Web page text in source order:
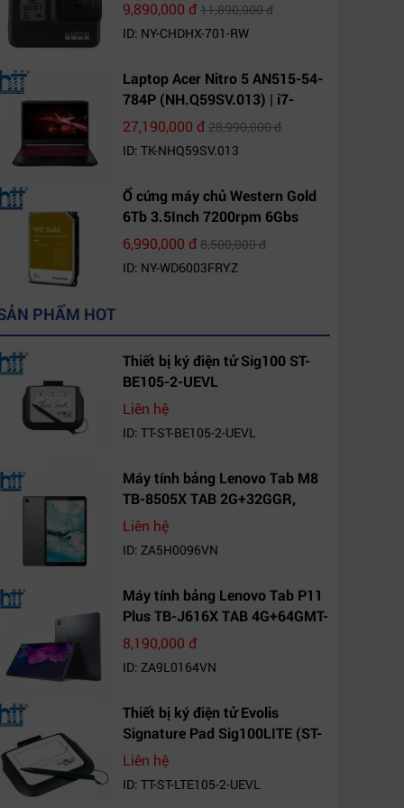
9,890,000 đ11,890,000 đ
ID: NY-CHDHX-701-RW
Laptop Acer Nitro 5 AN515-54-
784P (NH.Q59SV.013) | i7-
9750H | 8GB DDR4 | 1TB HDD |
FHD IPS | Win10
27,190,000 đ28,990,000 đ
ID: TK-NHQ59SV.013
Ổ cứng máy chủ Western Gold
6Tb 3.5Inch 7200rpm 6Gbs
256Mb SATA (WD6003FRYZ)
6,990,000 đ8,500,000 đ
ID: NY-WD6003FRYZ
PHẨM HOT
Thiết bị ký điện tử Sig100 ST-
BE105-2-UEVL
Liên hệ
ID: TT-ST-BE105-2-UEVL
Máy tính bảng Lenovo Tab M8
TB-8505X TAB 2G+32GGR,
VN_ZA5H0096VN
Liên hệ
ID: ZA5H0096VN
Máy tính bảng Lenovo Tab P11
Plus TB-J616X TAB 4G+64GMT-
VN Xanh Mòng
8,190,000 đ
ID: ZA9L0164VN
Thiết bị ký điện tử Evolis
Signature Pad Sig100LITE (ST-
LTE105-2-UEVL)
Liên hệ
ID: TT-ST-LTE105-2-UEVL